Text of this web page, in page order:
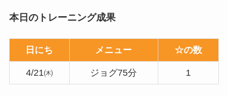
本日のトレーニング成果
日にち メニュー ☆の数
4/21㈭ ジョグ75分 1